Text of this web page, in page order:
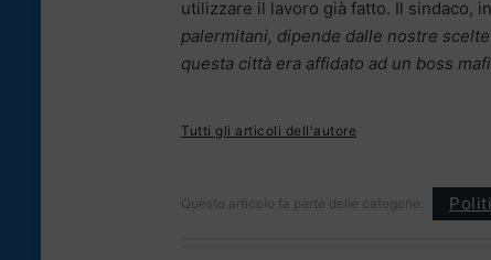
utilizzare il lavoro già fatto. Il sindaco,
palermitani, dipende dalle nostre
questa città era affidato ad un boss
Tutti gli articoli dell'autore
Questo articolo fa parte delle categorie: